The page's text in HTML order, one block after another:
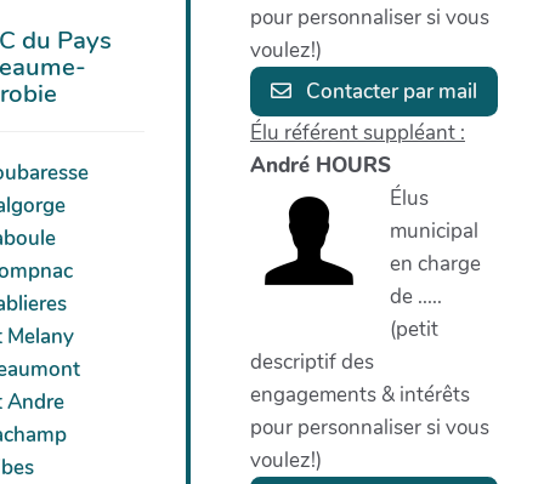
du Pays
Melany
Andre
pour personnaliser si vous
voulez!)
Contacter par mail
Élu référent suppléant :
André HOURS
Élus
municipal
en charge
de .....
(petit
descriptif des
engagements & intérêts
pour personnaliser si vous
voulez!)